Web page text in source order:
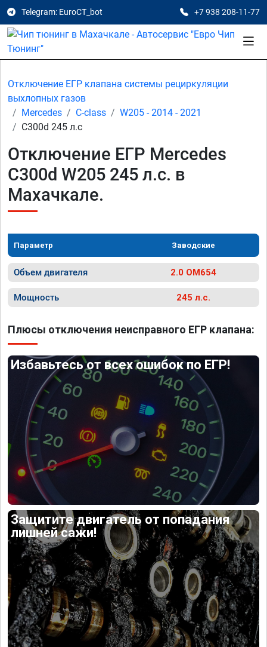
Telegram: EuroCT_bot +7 938 208-11-77
Отключение ЕГР клапана системы рециркуляции
выхлопных газов
Mercedes
C-class
W205 - 2014 - 2021
C300d 245 л.с
Отключение ЕГР Mercedes
C300d W205 245 л.с. в
Махачкале.
Параметр Заводские
Объем двигателя 2.0 OM654
Мощность 245 л.с.
Плюсы отключения неисправного ЕГР клапана:
Избавьтесь от всех ошибок по ЕГР!
Защитите двигатель от попадания
лишней сажи!